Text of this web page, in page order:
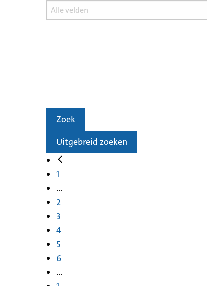
Zoek
Uitgebreid zoeken
1
...
2
3
4
5
6
...